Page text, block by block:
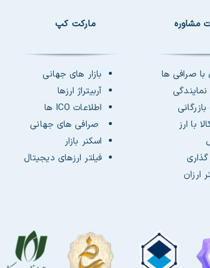
مشاوره
با صرافی ها
با ارز
ارزان
مارکت کپ
بازار های جهانی
آربیتراژ ارزها
اطلاعات ICO ها
صرافی های جهانی
اسکنر بازار
فیلتر ارزهای دیجیتال